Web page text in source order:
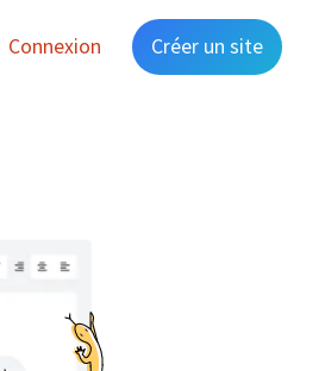
Connexion Créer un site